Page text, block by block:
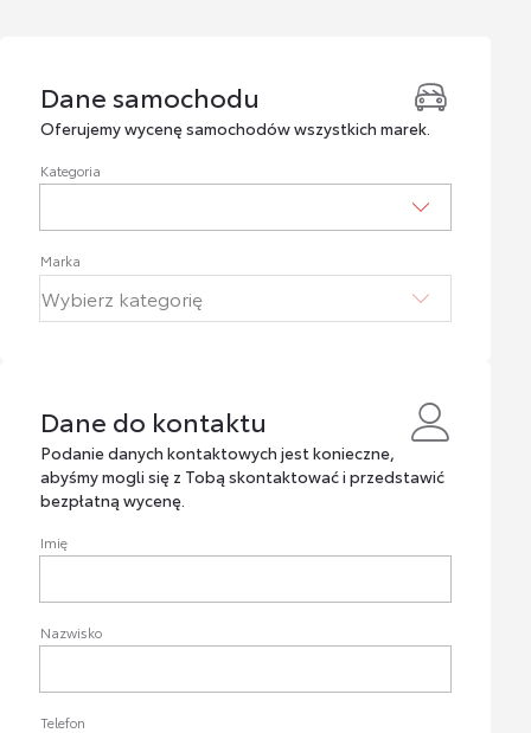
Dane samochodu
Dane samochodu
Oferujemy wycenę samochodów wszystkich marek.
Kategoria
Marka
Dane do kontaktu
Dane do kontaktu
Podanie danych kontaktowych jest konieczne,
abyśmy mogli się z Tobą skontaktować i przedstawić
bezpłatną wycenę.
Imię
Nazwisko
Telefon